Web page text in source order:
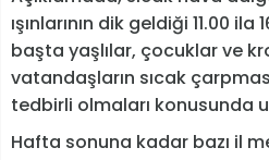
ışınlarının dik geldiği 11.00
başta yaşlılar, çocuklar ve
vatandaşların sıcak
tedbirli olmaları konusunda
Hafta sonuna kadar bazı il